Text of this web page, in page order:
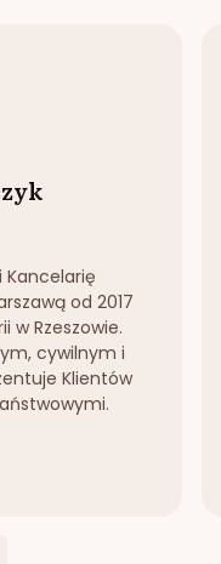
Kancelarię
od 2017
w Rzeszowie.
cywilnym i
Klientów